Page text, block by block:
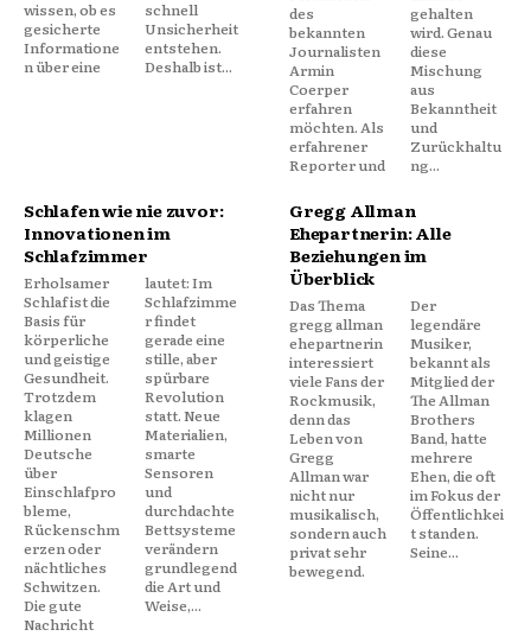
wissen, ob es
gesicherte
Informatione
n über eine
schnell
Unsicherheit
entstehen.
Deshalb ist...
des
bekannten
Journalisten
Armin
Coerper
erfahren
möchten. Als
erfahrener
Reporter und
gehalten
wird. Genau
diese
Mischung
aus
Bekanntheit
und
Zurückhaltu
ng...
Schlafen wie nie zuvor:
Innovationen im
Schlafzimmer
Erholsamer
Schlaf ist die
Basis für
körperliche
und geistige
Gesundheit.
Trotzdem
klagen
Millionen
Deutsche
über
Einschlafpro
bleme,
Rückenschm
erzen oder
nächtliches
Schwitzen.
Die gute
Nachricht
lautet: Im
Schlafzimme
r findet
gerade eine
stille, aber
spürbare
Revolution
statt. Neue
Materialien,
smarte
Sensoren
und
durchdachte
Bettsysteme
verändern
grundlegend
die Art und
Weise,...
Gregg Allman
Ehepartnerin: Alle
Beziehungen im
Überblick
Das Thema
gregg allman
ehepartnerin
interessiert
viele Fans der
Rockmusik,
denn das
Leben von
Gregg
Allman war
nicht nur
musikalisch,
sondern auch
privat sehr
bewegend.
Der
legendäre
Musiker,
bekannt als
Mitglied der
The Allman
Brothers
Band, hatte
mehrere
Ehen, die oft
im Fokus der
Öffentlichkei
t standen.
Seine...